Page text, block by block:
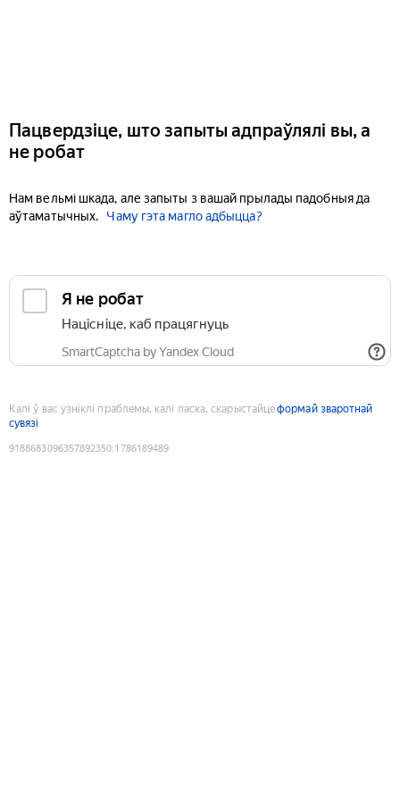
Пацвердзіце, што запыты адпраўлялі вы, а
не робат
Нам вельмі шкада, але запыты з вашай прылады падобныя да
аўтаматычных.
Чаму гэта магло адбыцца?
Я не робат
Націсніце, каб працягнуць
SmartCaptcha by Yandex Cloud
Калі ў вас узніклі праблемы, калі ласка, скарыстайцеформай зваротнай
сувязі
9188683096357892350:1786189489